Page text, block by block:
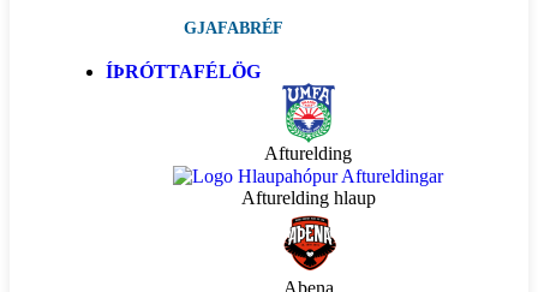
GJAFABRÉF
ÍÞRÓTTAFÉLÖG
Afturelding
Afturelding hlaup